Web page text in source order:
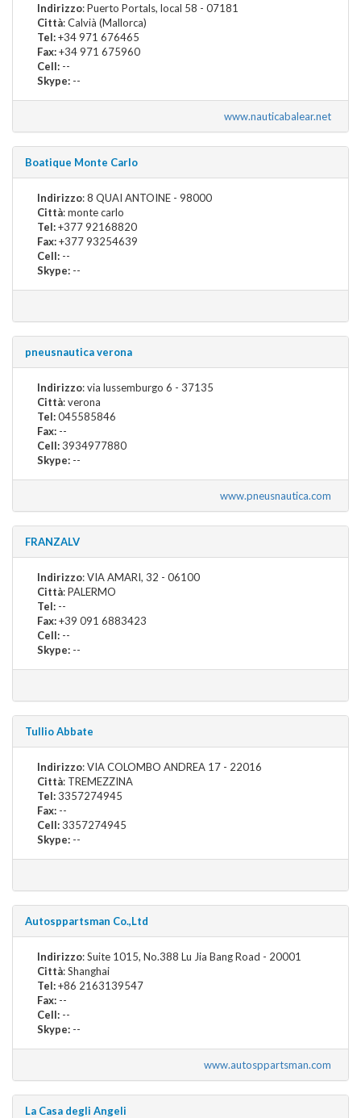
Indirizzo: Puerto Portals, local 58 - 07181
Città: Calvià (Mallorca)
Tel:+34 971 676465
Fax:+34 971 675960
Cell: --
Skype: --
www.nauticabalear.net
Boatique Monte Carlo
Indirizzo: 8 QUAI ANTOINE - 98000
Città: monte carlo
Tel:+377 92168820
Fax:+377 93254639
Cell: --
Skype: --
pneusnautica verona
Indirizzo: via lussemburgo 6 - 37135
Città: verona
Tel:045585846
Fax: --
Cell:3934977880
Skype: --
www.pneusnautica.com
FRANZALV
Indirizzo: VIA AMARI, 32 - 06100
Città: PALERMO
Tel: --
Fax:+39 091 6883423
Cell: --
Skype: --
Tullio Abbate
Indirizzo: VIA COLOMBO ANDREA 17 - 22016
Città: TREMEZZINA
Tel:3357274945
Fax: --
Cell:3357274945
Skype: --
Autosppartsman Co.,Ltd
Indirizzo: Suite 1015, No.388 Lu Jia Bang Road - 20001
Città: Shanghai
Tel:+86 2163139547
Fax: --
Cell: --
Skype: --
www.autosppartsman.com
La Casa degli Angeli